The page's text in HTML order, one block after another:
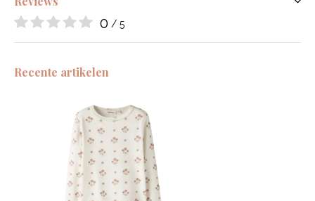
0 / 5
Recente artikelen